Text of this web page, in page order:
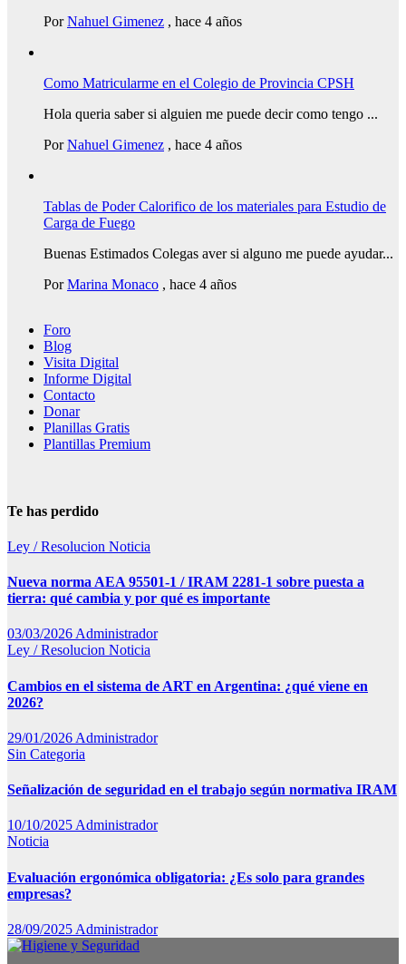
PorNahuel Gimenez , hace 4 años
Como Matricularme en el Colegio de Provincia CPSH
Hola queria saber si alguien me puede decir como tengo ...
PorNahuel Gimenez , hace 4 años
Tablas de Poder Calorifico de los materiales para Estudio de
Carga de Fuego
Buenas Estimados Colegas aver si alguno me puede ayudar...
PorMarina Monaco , hace 4 años
Foro
Blog
Visita Digital
Informe Digital
Contacto
Donar
Planillas Gratis
Plantillas Premium
Te has perdido
Ley / Resolucion Noticia
Nueva norma AEA 95501-1 / IRAM 2281-1 sobre puesta a
tierra: qué cambia y por qué es importante
03/03/2026 Administrador
Ley / Resolucion Noticia
Cambios en el sistema de ART en Argentina: ¿qué viene en
2026?
29/01/2026 Administrador
Sin Categoria
Señalización de seguridad en el trabajo según normativa IRAM
10/10/2025 Administrador
Noticia
Evaluación ergonómica obligatoria: ¿Es solo para grandes
empresas?
28/09/2025 Administrador